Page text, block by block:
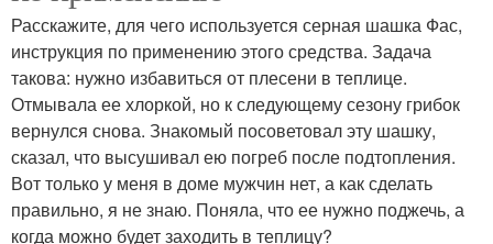
Расскажите, для чего используется серная шашка Фас,
инструкция по применению этого средства. Задача
такова: нужно избавиться от плесени в теплице.
Отмывала ее хлоркой, но к следующему сезону грибок
вернулся снова. Знакомый посоветовал эту шашку,
сказал, что высушивал ею погреб после подтопления.
Вот только у меня в доме мужчин нет, а как сделать
правильно, я не знаю. Поняла, что ее нужно поджечь, а
когда можно будет заходить в теплицу?